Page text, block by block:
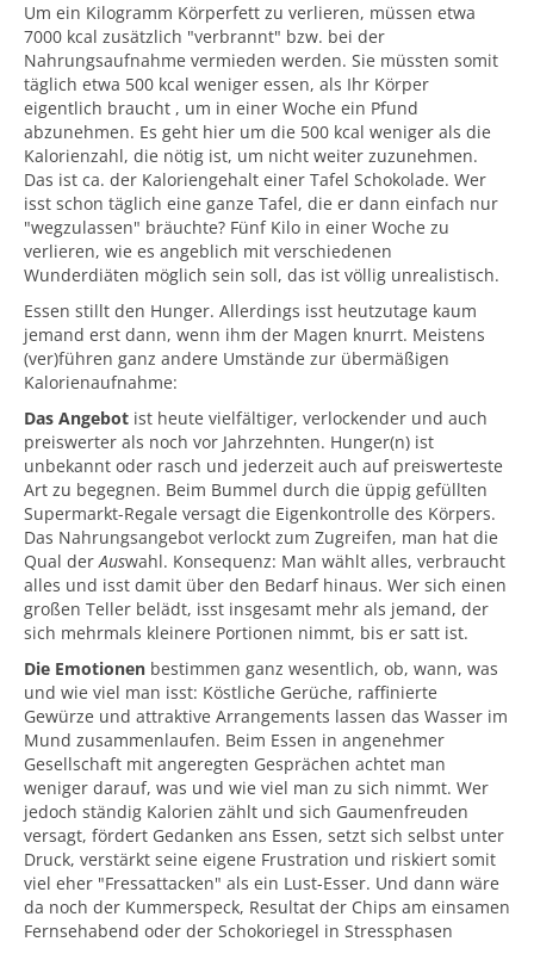
Um ein Kilogramm Körperfett zu verlieren, müssen etwa
7000 kcal zusätzlich "verbrannt" bzw. bei der
Nahrungsaufnahme vermieden werden. Sie müssten somit
täglich etwa 500 kcal weniger essen, als Ihr Körper
eigentlich braucht , um in einer Woche ein Pfund
abzunehmen. Es geht hier um die 500 kcal weniger als die
Kalorienzahl, die nötig ist, um nicht weiter zuzunehmen.
Das ist ca. der Kaloriengehalt einer Tafel Schokolade. Wer
isst schon täglich eine ganze Tafel, die er dann einfach nur
"wegzulassen" bräuchte? Fünf Kilo in einer Woche zu
verlieren, wie es angeblich mit verschiedenen
Wunderdiäten möglich sein soll, das ist völlig unrealistisch.
Essen stillt den Hunger. Allerdings isst heutzutage kaum
jemand erst dann, wenn ihm der Magen knurrt. Meistens
(ver)führen ganz andere Umstände zur übermäßigen
Kalorienaufnahme:
Das Angebot ist heute vielfältiger, verlockender und auch
preiswerter als noch vor Jahrzehnten. Hunger(n) ist
unbekannt oder rasch und jederzeit auch auf preiswerteste
Art zu begegnen. Beim Bummel durch die üppig gefüllten
Supermarkt-Regale versagt die Eigenkontrolle des Körpers.
Das Nahrungsangebot verlockt zum Zugreifen, man hat die
Qual derAuswahl. Konsequenz: Man wählt alles, verbraucht
alles und isst damit über den Bedarf hinaus. Wer sich einen
großen Teller belädt, isst insgesamt mehr als jemand, der
sich mehrmals kleinere Portionen nimmt, bis er satt ist.
Die Emotionen bestimmen ganz wesentlich, ob, wann, was
und wie viel man isst: Köstliche Gerüche, raffinierte
Gewürze und attraktive Arrangements lassen das Wasser im
Mund zusammenlaufen. Beim Essen in angenehmer
Gesellschaft mit angeregten Gesprächen achtet man
weniger darauf, was und wie viel man zu sich nimmt. Wer
jedoch ständig Kalorien zählt und sich Gaumenfreuden
versagt, fördert Gedanken ans Essen, setzt sich selbst unter
Druck, verstärkt seine eigene Frustration und riskiert somit
viel eher "Fressattacken" als ein Lust-Esser. Und dann wäre
da noch der Kummerspeck, Resultat der Chips am einsamen
Fernsehabend oder der Schokoriegel in Stressphasen